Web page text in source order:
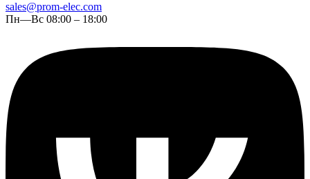
sales@prom-elec.com
Пн—Вс 08:00 – 18:00